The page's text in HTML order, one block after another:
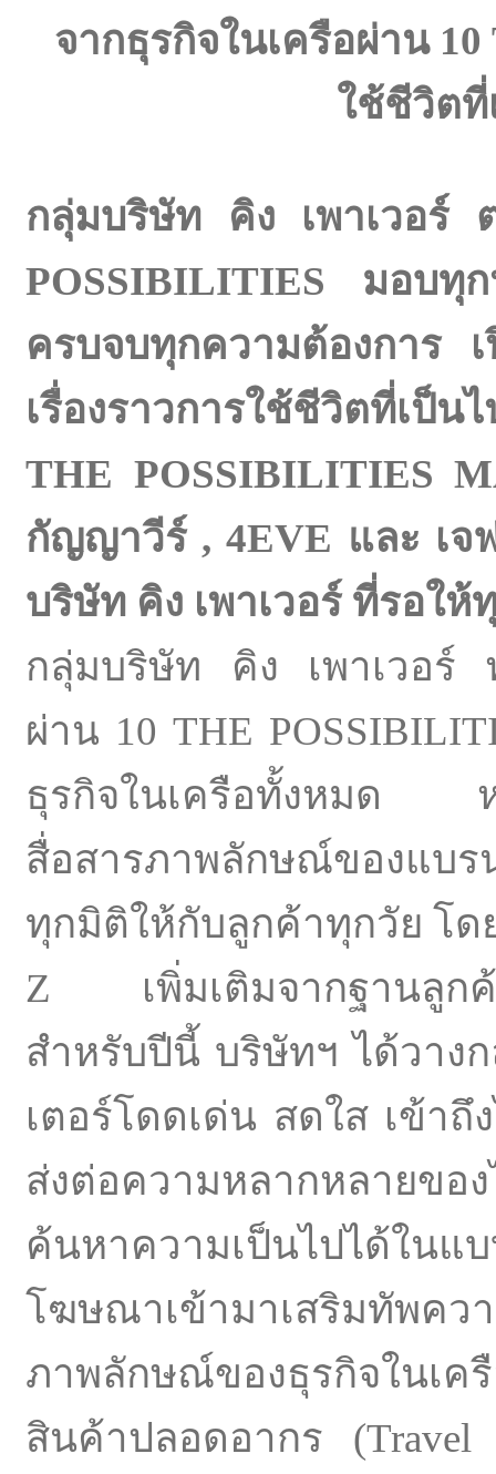
จากธุรกิจในเครือผ่าน
ใช้ชีวิตที่
กลุ่มบริษัท คิง เพาเวอร์
POSSIBILITIES มอบทุ
ครบจบทุกความต้องการ
เรื่องราวการใช้ชีวิตที่เ
THE POSSIBILITIES
กัญญาวีร์ , 4EVE และ
บริษัท คิง เพาเวอร์ ที่รอใ
กลุ่มบริษัท คิง เพาเวอร์
ผ่าน 10 THE
ธุรกิจในเครือทั้งหมด หลั
สื่อสารภาพลักษณ์ของแบ
ทุกมิติให้กับลูกค้าทุกวัย โด
Z เพิ่มเติมจากฐานลูกค้า
สำหรับปีนี้ บริษัทฯ ได้วาง
เตอร์โดดเด่น สดใส เข้า
ส่งต่อความหลากหลายขอ
ค้นหาความเป็นไปได้ใ
โฆษณาเข้ามาเสริมทัพคว
ภาพลักษณ์ของธุรกิจในเ
สินค้าปลอดอากร (Travel